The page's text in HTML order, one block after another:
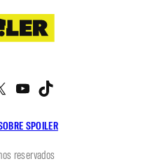
SPOILER
X YouTube
reservados